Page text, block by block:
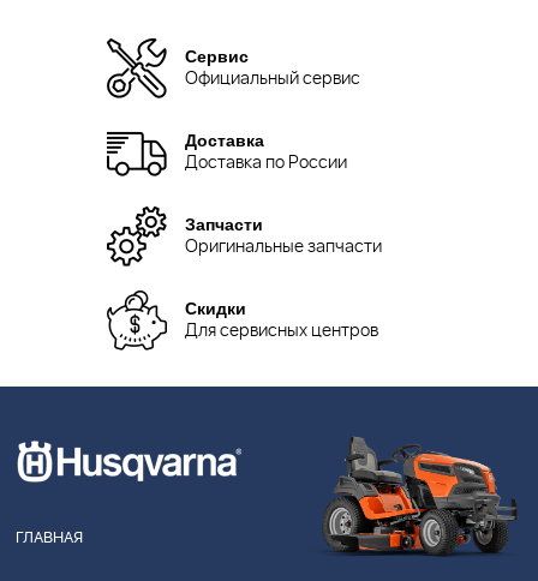
Сервис
Официальный сервис
Доставка
Доставка по России
Запчасти
Оригинальные запчасти
Скидки
Для сервисных центров
ГЛАВНАЯ